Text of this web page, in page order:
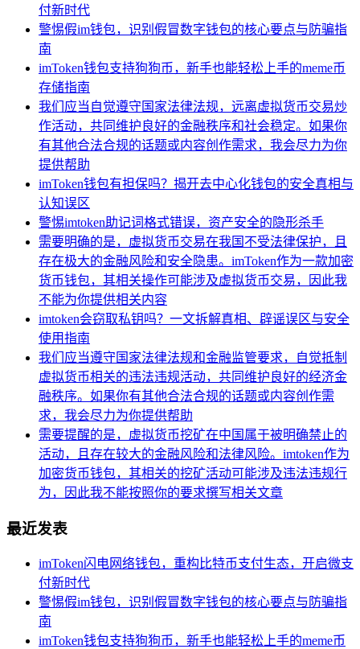
付新时代
警惕假im钱包，识别假冒数字钱包的核心要点与防骗指
南
imToken钱包支持狗狗币，新手也能轻松上手的meme币
存储指南
我们应当自觉遵守国家法律法规，远离虚拟货币交易炒
作活动，共同维护良好的金融秩序和社会稳定。如果你
有其他合法合规的话题或内容创作需求，我会尽力为你
提供帮助
imToken钱包有担保吗？揭开去中心化钱包的安全真相与
认知误区
警惕imtoken助记词格式错误，资产安全的隐形杀手
需要明确的是，虚拟货币交易在我国不受法律保护，且
存在极大的金融风险和安全隐患。imToken作为一款加密
货币钱包，其相关操作可能涉及虚拟货币交易，因此我
不能为你提供相关内容
imtoken会窃取私钥吗？一文拆解真相、辟谣误区与安全
使用指南
我们应当遵守国家法律法规和金融监管要求，自觉抵制
虚拟货币相关的违法违规活动，共同维护良好的经济金
融秩序。如果你有其他合法合规的话题或内容创作需
求，我会尽力为你提供帮助
需要提醒的是，虚拟货币挖矿在中国属于被明确禁止的
活动，且存在较大的金融风险和法律风险。imtoken作为
加密货币钱包，其相关的挖矿活动可能涉及违法违规行
为，因此我不能按照你的要求撰写相关文章
最近发表
imToken闪电网络钱包，重构比特币支付生态，开启微支
付新时代
警惕假im钱包，识别假冒数字钱包的核心要点与防骗指
南
imToken钱包支持狗狗币，新手也能轻松上手的meme币